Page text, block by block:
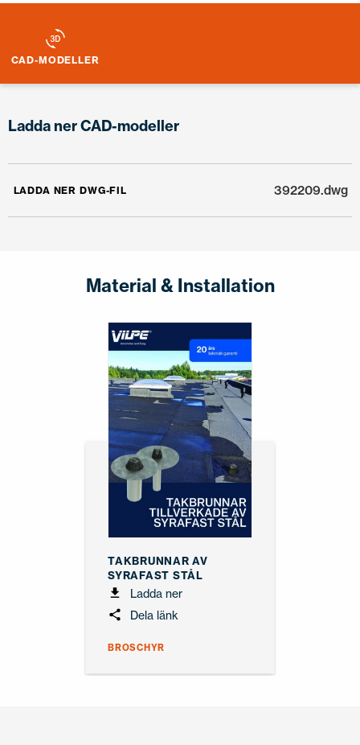
CAD-MODELLER
Ladda ner CAD-modeller
LADDA NER DWG-FIL 392209.dwg
Material & Installation
TAKBRUNNAR AV
SYRAFAST STÅL
Ladda ner
Dela länk
BROSCHYR